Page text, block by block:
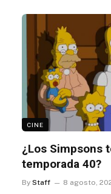
CINE
¿Los Simpsons
temporada 40?
By Staff 8 agosto,